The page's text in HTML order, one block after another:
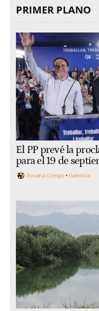
PRIMER PLANO
El PP prevé la
para el 19 de
Rosana Crespo Valencia